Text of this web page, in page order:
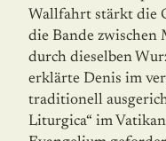
Wallfahrt stärkt die
die Bande zwischen
durch dieselben
erklärte Denis im
traditionell
Liturgica“ im